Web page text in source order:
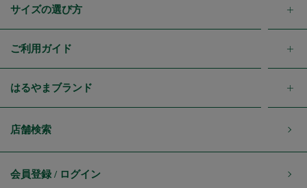
サイズの選び方
ご利用ガイド
はるやまブランド
店舗検索
会員登録 / ログイン